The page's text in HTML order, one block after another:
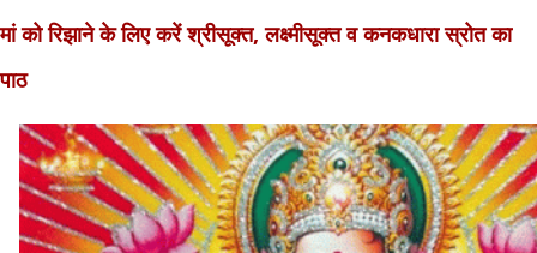
मां को रिझाने के लिए करें श्रीसूक्त, लक्ष्मीसूक्त व कनकधारा स्रोत का
पाठ